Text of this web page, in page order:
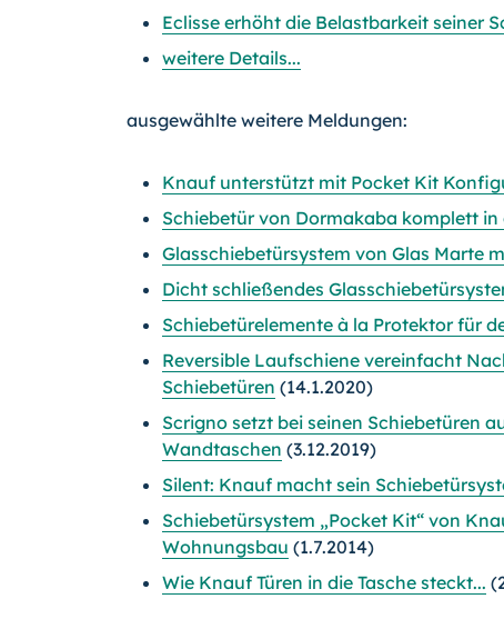
Eclisse erhöht die Belastbarkeit seiner
weitere Details...
ausgewählte weitere Meldungen:
Knauf unterstützt mit Pocket Kit
Schiebetür von Dormakaba komplett
Glasschiebetürsystem von Glas Marte
Dicht schließendes
Schiebetürelemente à la Protektor für
Reversible Laufschiene vereinfacht
Schiebetüren (14.1.2020)
Scrigno setzt bei seinen Schiebetüren
Wandtaschen (3.12.2019)
Silent: Knauf macht sein
Schiebetürsystem „Pocket Kit“ von
Wohnungsbau (1.7.2014)
Wie Knauf Türen in die Tasche steckt...